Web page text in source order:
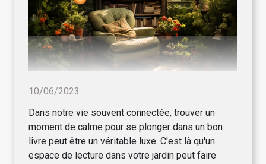
10/06/2023
Dans notre vie souvent connectée, trouver un
moment de calme pour se plonger dans un bon
livre peut être un véritable luxe. C'est là qu'un
espace de lecture dans votre jardin peut faire